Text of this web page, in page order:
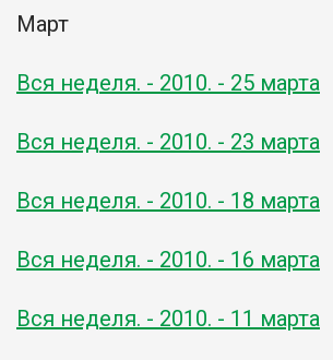
Март
Вся неделя. - 2010. - 25 марта
Вся неделя. - 2010. - 23 марта
Вся неделя. - 2010. - 18 марта
Вся неделя. - 2010. - 16 марта
Вся неделя. - 2010. - 11 марта